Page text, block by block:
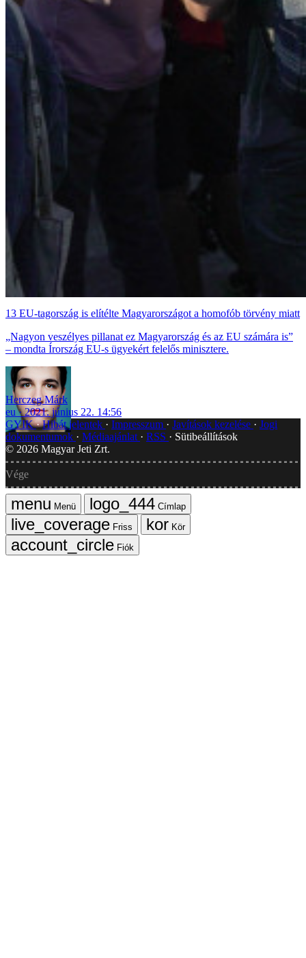
13 EU-tagország is elítélte Magyarországot a homofób törvény miatt
„Nagyon veszélyes pillanat ez Magyarország és az EU számára is”
– mondta Írország EU-s ügyekért felelős minisztere.
Herczeg Márk
eu
2021. június 22. 14:56
GYIK Hibát jelentek Impresszum Javítások kezelése
Jogi
dokumentumok
Médiaajánlat RSS
Sütibeállítások
© 2026 Magyar Jeti Zrt.
Vége
Menü
Címlap
Friss
Kör
Fiók